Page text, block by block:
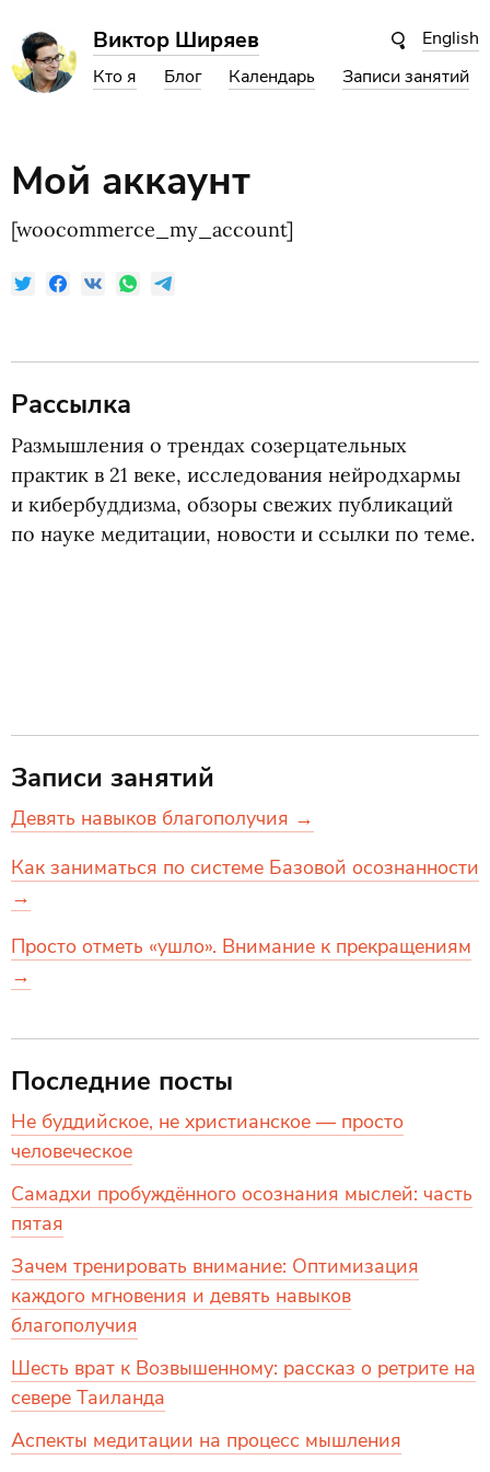
English
Виктор Ширяев
Кто я Блог Календарь Записи занятий
Мой аккаунт
[woocommerce_my_account]
Рассылка
Размышления о трендах созерцательных
практик в 21 веке, исследования нейродхармы
и кибербуддизма, обзоры свежих публикаций
по науке медитации, новости и ссылки по теме.
Записи занятий
Девять навыков благополучия →
Как заниматься по системе Базовой осознанности
→
Просто отметь «ушло». Внимание к прекращениям
→
Последние посты
Не буддийское, не христианское — просто
человеческое
Самадхи пробуждённого осознания мыслей: часть
пятая
Зачем тренировать внимание: Оптимизация
каждого мгновения и девять навыков
благополучия
Шесть врат к Возвышенному: рассказ о ретрите на
севере Таиланда
Аспекты медитации на процесс мышления